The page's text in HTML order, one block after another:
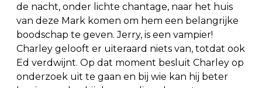
de nacht, onder lichte chantage, naar het huis
van deze Mark komen om hem een belangrijke
boodschap te geven. Jerry, is een vampier!
Charley gelooft er uiteraard niets van, totdat ook
Ed verdwijnt. Op dat moment besluit Charley op
onderzoek uit te gaan en bij wie kan hij beter